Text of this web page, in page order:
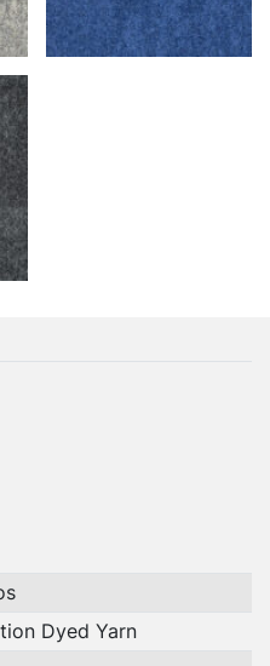
Dyed Yarn